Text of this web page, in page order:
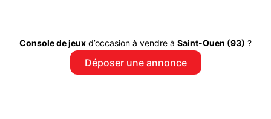
Console de jeux d’occasion à vendre à Saint-Ouen (93) ?
Déposer une annonce